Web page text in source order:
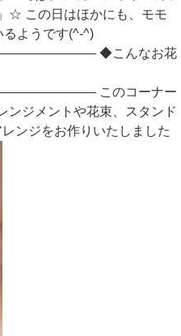
☆ この日はほかにも、モモ
ようです(^-^)
◆こんなお花
このコーナー
ンジメントや花束、スタンド
ンジをお作りいたしました